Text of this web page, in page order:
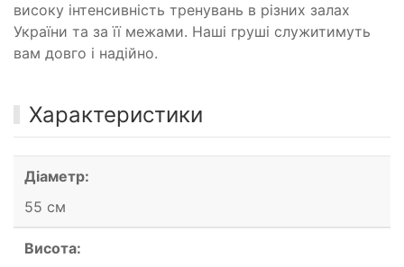
високу інтенсивність тренувань в різних залах
України та за її межами. Наші груші служитимуть
вам довго і надійно.
Характеристики
Діаметр:
55 см
Висота: